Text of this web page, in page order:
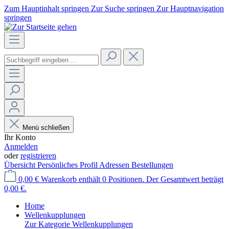
Zum Hauptinhalt springen Zur Suche springen Zur Hauptnavigation
springen
Menü schließen
Ihr Konto
Anmelden
oderregistrieren
Übersicht Persönliches Profil Adressen Bestellungen
0,00 € Warenkorb enthält 0 Positionen. Der Gesamtwert beträgt
0,00 €.
Home
Wellenkupplungen
Zur Kategorie Wellenkupplungen